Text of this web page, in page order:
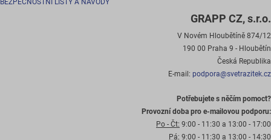
BEZPEČNOSTNÍ LISTY A NÁVODY
GRAPP CZ, s.r.o.
V Novém Hloubětíně 874/12
190 00 Praha 9 - Hloubětín
Česká Republika
E-mail: podpora@svetrazitek.cz
Potřebujete s něčím pomoct?
Provozní doba pro e-mailovou podporu:
Po - Čt: 9:00 - 11:30 a 13:00 - 17:00
Pá: 9:00 - 11:30 a 13:00 - 14:30